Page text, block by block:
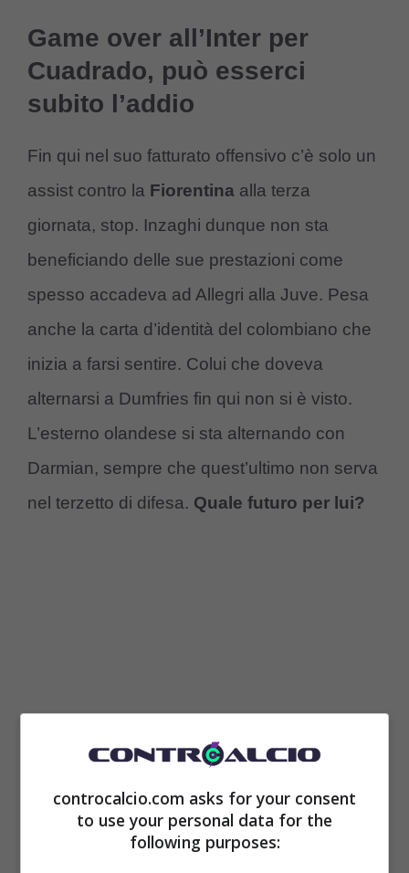
Game over all’Inter per
Cuadrado, può esserci
subito l’addio
Fin qui nel suo fatturato offensivo c’è solo un
assist contro la Fiorentina alla terza
giornata, stop. Inzaghi dunque non sta
beneficiando delle sue prestazioni come
spesso accadeva ad Allegri alla Juve. Pesa
anche la carta d’identità del colombiano che
inizia a farsi sentire. Colui che doveva
alternarsi a Dumfries fin qui non si è visto.
L’esterno olandese si sta alternando con
Darmian, sempre che quest’ultimo non serva
nel terzetto di difesa. Quale futuro per lui?
controcalcio.com asks for your consent
to use your personal data for the
following purposes: